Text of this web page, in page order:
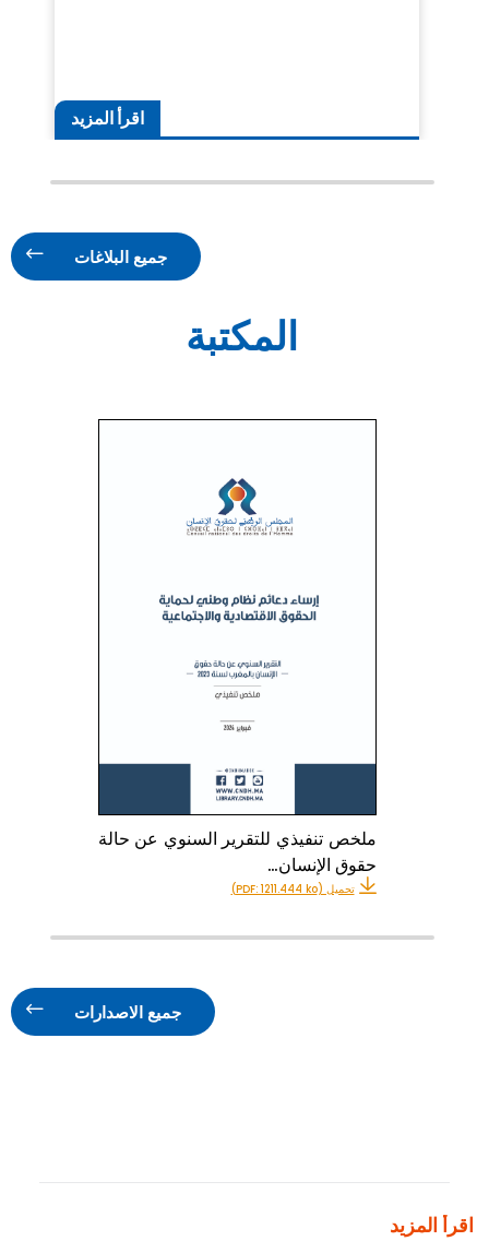
اقرأ المزيد
جميع البلاغات
المكتبة
ملخص تنفيذي للتقرير السنوي عن حالة
حقوق الإنسان…
تحميل (PDF: 1211.444 ko)
جميع الاصدارات
اقرأ المزيد